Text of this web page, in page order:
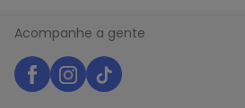
lavar em ciclo delicado, com
Secar em varal, não usar tambor/
necessário passar.
Acompanhe a gente